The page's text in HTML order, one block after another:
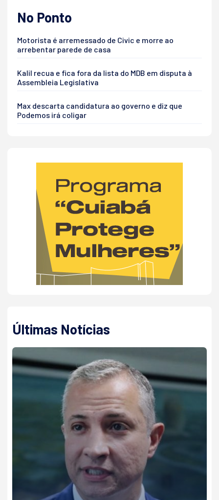
No Ponto
Motorista é arremessado de Civic e morre ao
arrebentar parede de casa
Kalil recua e fica fora da lista do MDB em disputa à
Assembleia Legislativa
Max descarta candidatura ao governo e diz que
Podemos irá coligar
Últimas Notícias